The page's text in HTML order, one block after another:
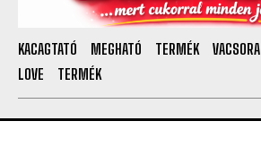
KACAGTATÓ MEGHATÓ TERMÉK VACSORA
LOVE
TERMÉK